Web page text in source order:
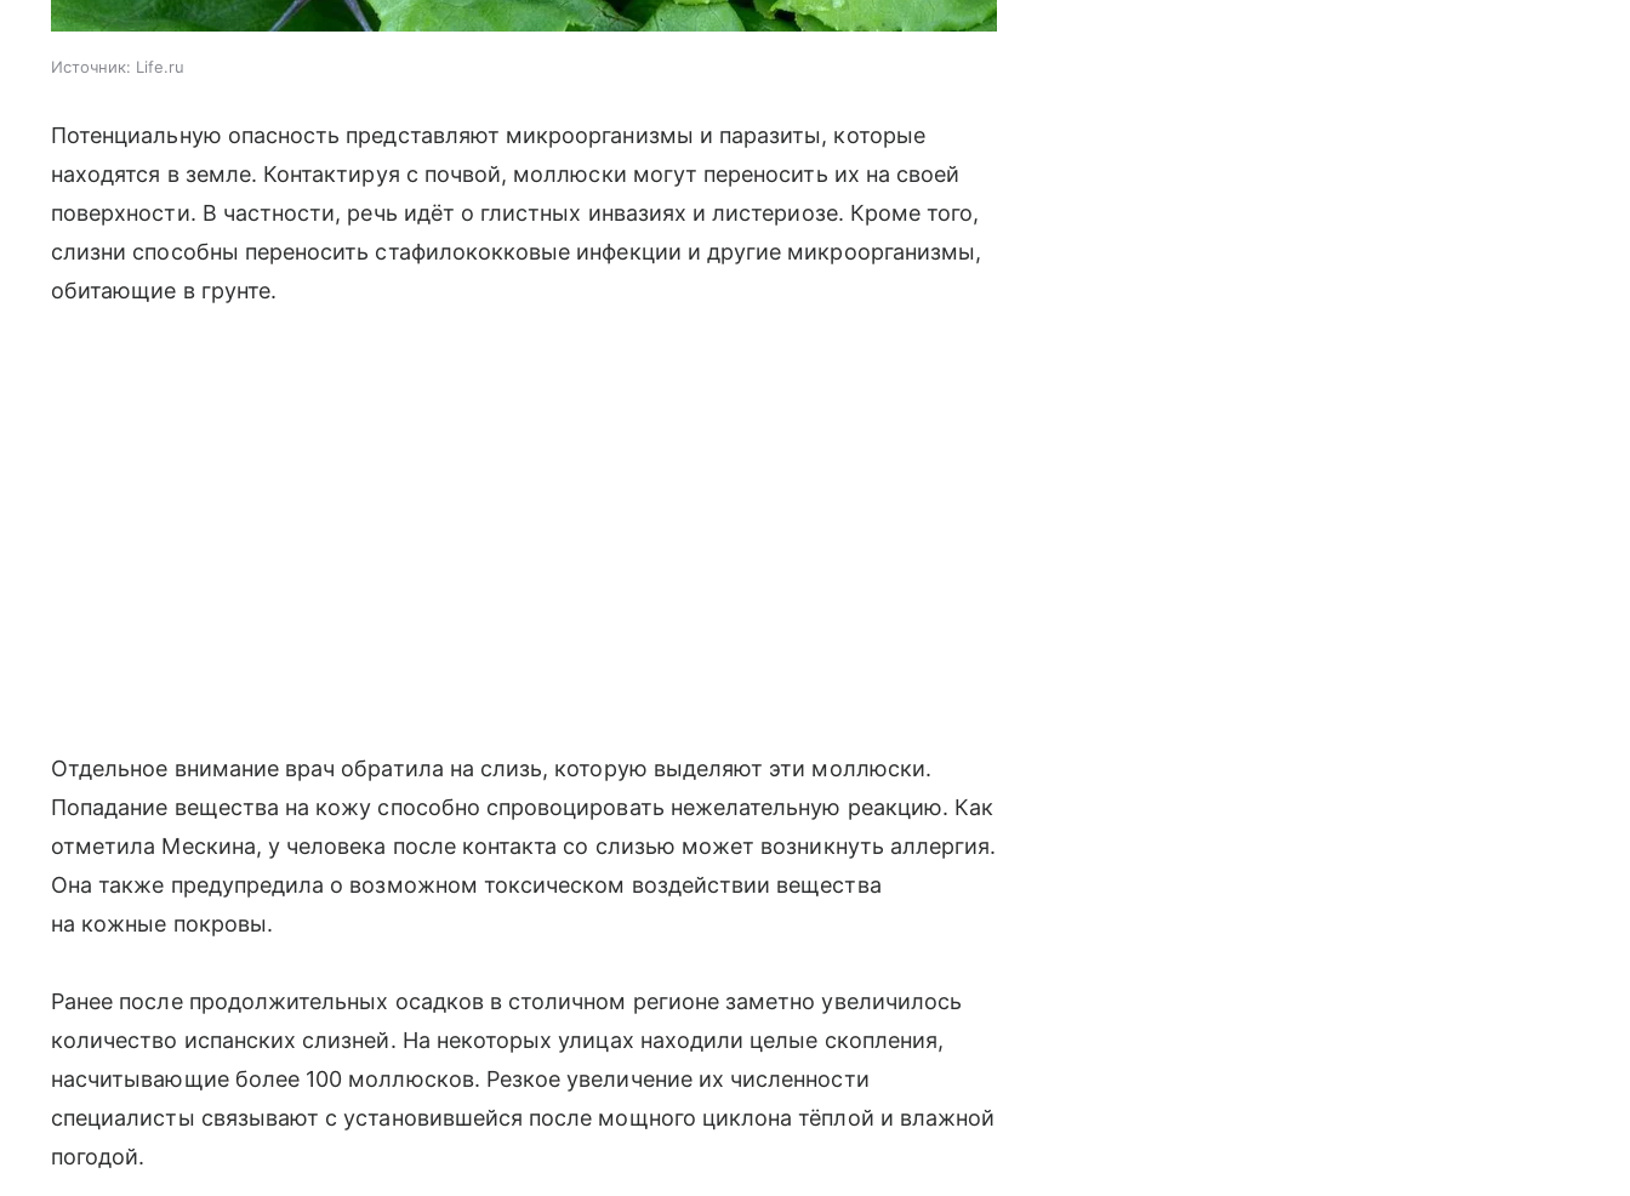
Источник: Life.ru
Потенциальную опасность представляют микроорганизмы и паразиты, которые
находятся в земле. Контактируя с почвой, моллюски могут переносить их на своей
поверхности. В частности, речь идёт о глистных инвазиях и листериозе. Кроме того,
слизни способны переносить стафилококковые инфекции и другие микроорганизмы,
обитающие в грунте.
Отдельное внимание врач обратила на слизь, которую выделяют эти моллюски.
Попадание вещества на кожу способно спровоцировать нежелательную реакцию. Как
отметила Мескина, у человека после контакта со слизью может возникнуть аллергия.
Она также предупредила о возможном токсическом воздействии вещества
на кожные покровы.
Ранее после продолжительных осадков в столичном регионе заметно увеличилось
количество испанских слизней. На некоторых улицах находили целые скопления,
насчитывающие более 100 моллюсков. Резкое увеличение их численности
специалисты связывают с установившейся после мощного циклона тёплой и влажной
погодой.